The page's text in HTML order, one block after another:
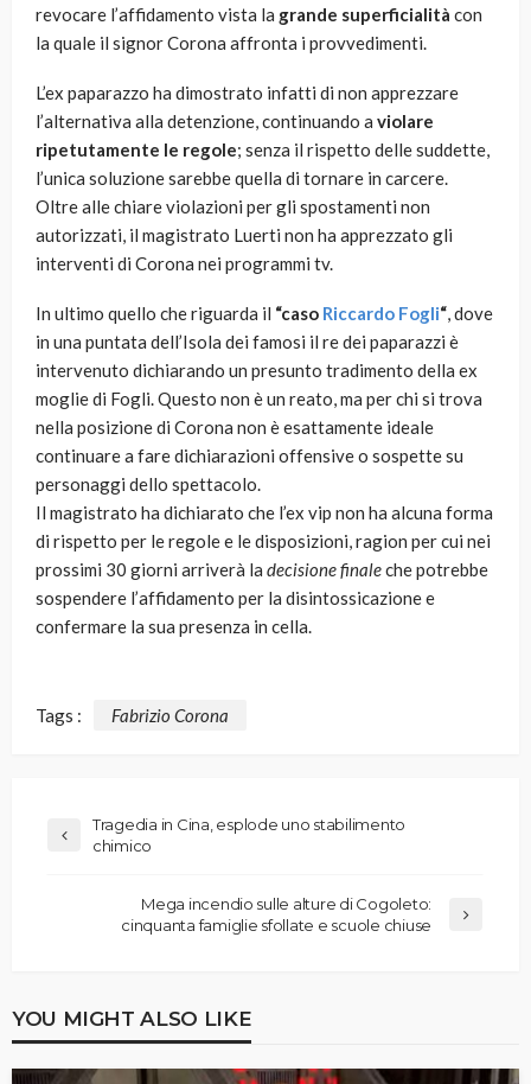
revocare l’affidamento vista la grande superficialità con
la quale il signor Corona affronta i provvedimenti.
L’ex paparazzo ha dimostrato infatti di non apprezzare
l’alternativa alla detenzione, continuando a violare
ripetutamente le regole; senza il rispetto delle suddette,
l’unica soluzione sarebbe quella di tornare in carcere.
Oltre alle chiare violazioni per gli spostamenti non
autorizzati, il magistrato Luerti non ha apprezzato gli
interventi di Corona nei programmi tv.
In ultimo quello che riguarda il “caso Riccardo Fogli“, dove
in una puntata dell’Isola dei famosi il re dei paparazzi è
intervenuto dichiarando un presunto tradimento della ex
moglie di Fogli. Questo non è un reato, ma per chi si trova
nella posizione di Corona non è esattamente ideale
continuare a fare dichiarazioni offensive o sospette su
personaggi dello spettacolo.
Il magistrato ha dichiarato che l’ex vip non ha alcuna forma
di rispetto per le regole e le disposizioni, ragion per cui nei
prossimi 30 giorni arriverà la decisione finaleche potrebbe
sospendere l’affidamento per la disintossicazione e
confermare la sua presenza in cella.
Tags : Fabrizio Corona
Tragedia in Cina, esplode uno stabilimento
chimico
Mega incendio sulle alture di Cogoleto:
cinquanta famiglie sfollate e scuole chiuse
YOU MIGHT ALSO LIKE